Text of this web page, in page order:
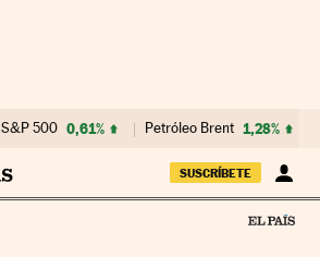
S&P 500 0,61% Petróleo Brent 1,28%
SUSCRÍBETE